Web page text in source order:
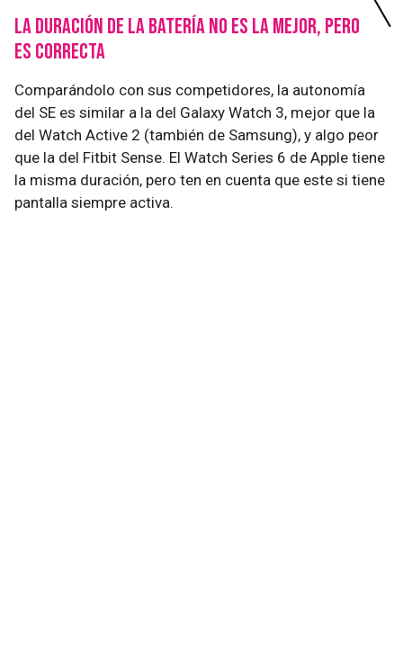
La duración de la batería no es la mejor, pero
es correcta
Comparándolo con sus competidores, la autonomía
del SE es similar a la del Galaxy Watch 3, mejor que la
del Watch Active 2 (también de Samsung), y algo peor
que la del Fitbit Sense. El Watch Series 6 de Apple tiene
la misma duración, pero ten en cuenta que este si tiene
pantalla siempre activa.